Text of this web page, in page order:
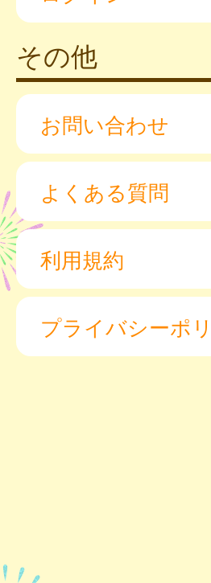
その他
お問い合わせ
よくある質問
利用規約
プライバシーポ